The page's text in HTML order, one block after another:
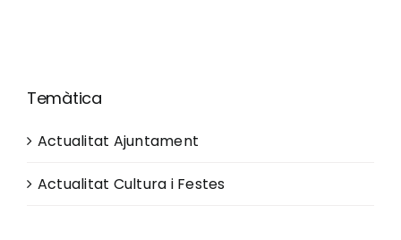
Temàtica
Actualitat Ajuntament
Actualitat Cultura i Festes